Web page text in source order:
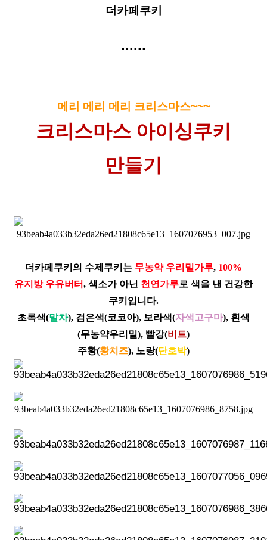
더카페쿠키
......
메리 메리 메리 크리스마스~~~
크리스마스 아이싱쿠키
만들기
더카페쿠키의 수제쿠키는 무농약 우리밀가루, 100%
유지방 우유버터, 색소가 아닌 천연가루로 색을 낸 건강한
쿠키입니다.
초록색(말차), 검은색(코코아), 보라색(자색고구마), 흰색
(무농약우리밀), 빨강(비트)
주황(황치즈), 노랑(단호박)